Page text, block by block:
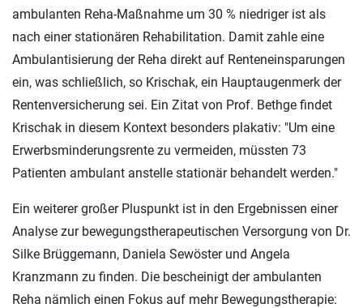
ambulanten Reha-Maßnahme um 30 % niedriger ist als
nach einer stationären Rehabilitation. Damit zahle eine
Ambulantisierung der Reha direkt auf Renteneinsparungen
ein, was schließlich, so Krischak, ein Hauptaugenmerk der
Rentenversicherung sei. Ein Zitat von Prof. Bethge findet
Krischak in diesem Kontext besonders plakativ: "Um eine
Erwerbsminderungsrente zu vermeiden, müssten 73
Patienten ambulant anstelle stationär behandelt werden."
Ein weiterer großer Pluspunkt ist in den Ergebnissen einer
Analyse zur bewegungstherapeutischen Versorgung von Dr.
Silke Brüggemann, Daniela Sewöster und Angela
Kranzmann zu finden. Die bescheinigt der ambulanten
Reha nämlich einen Fokus auf mehr Bewegungstherapie: